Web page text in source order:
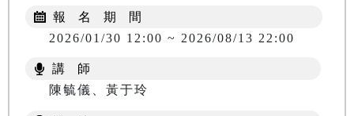
報 名 期 間
2026/01/30 12:00 ~ 2026/08/13 22:00
講 師
陳毓儀、黃于玲